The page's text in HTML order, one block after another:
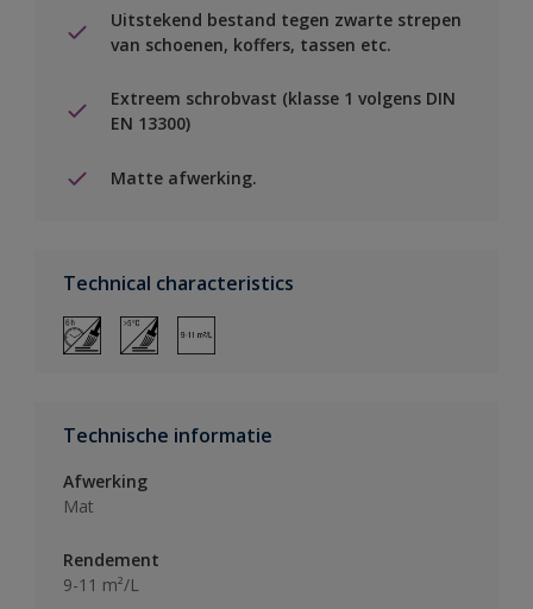
Uitstekend bestand tegen zwarte strepen
van schoenen, koffers, tassen etc.
Extreem schrobvast (klasse 1 volgens DIN
EN 13300)
Matte afwerking.
Technical characteristics
Technische informatie
Afwerking
Mat
Rendement
9-11 m²/L